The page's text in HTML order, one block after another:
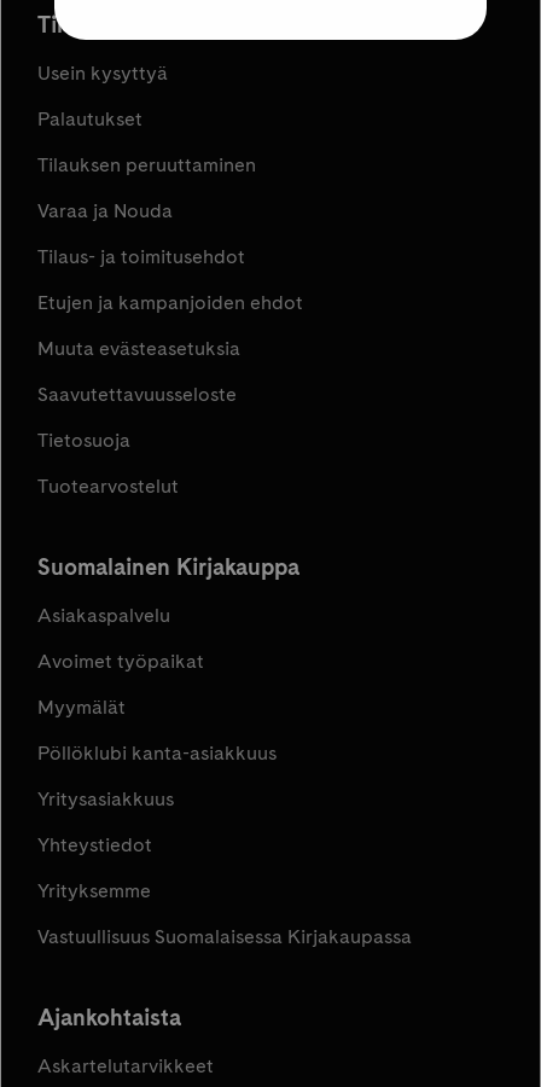
Tilaus ja toimitus
Usein kysyttyä
Palautukset
Tilauksen peruuttaminen
Varaa ja Nouda
Tilaus- ja toimitusehdot
Etujen ja kampanjoiden ehdot
Muuta evästeasetuksia
Saavutettavuusseloste
Tietosuoja
Tuotearvostelut
Suomalainen Kirjakauppa
Asiakaspalvelu
Avoimet työpaikat
Myymälät
Pöllöklubi kanta-asiakkuus
Yritysasiakkuus
Yhteystiedot
Yrityksemme
Vastuullisuus Suomalaisessa Kirjakaupassa
Ajankohtaista
Askartelutarvikkeet